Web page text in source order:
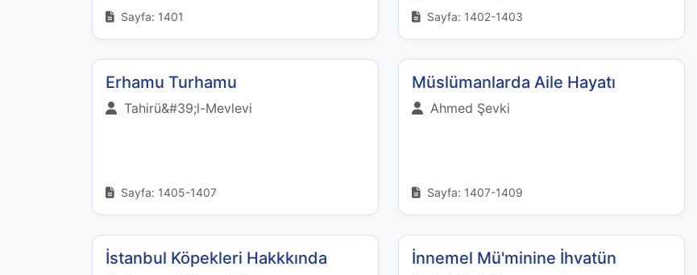
Sayfa: 1401 Sayfa: 1402-1403
Erhamu Turhamu
Tahirü&#39;l-Mevlevi
Sayfa: 1405-1407
Müslümanlarda Aile Hayatı
Ahmed Şevki
Sayfa: 1407-1409
İstanbul Köpekleri Hakkkında İnnemel Mü'minine İhvatün